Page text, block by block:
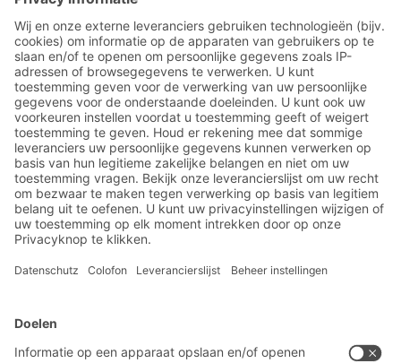
De brandbeveiliging in het magazijn kan met
relatief eenvoudige middelen worden
verhoogd. Hier is een top 5 van de
belangrijkste maatregelen. Vroegtijdige
planning is echter noodzakelijk.
BITO-oplossingen